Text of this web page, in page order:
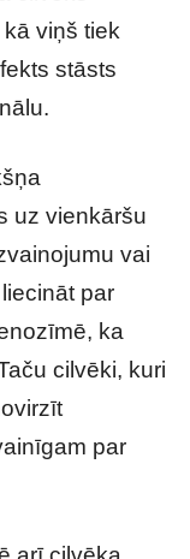
viņš tiek
stāsts
uz vienkāršu
vai
par
ka
cilvēki, kuri
par